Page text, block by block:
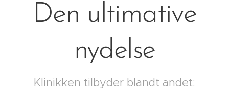
Den ultimative
nydelse
Klinikken tilbyder blandt andet: